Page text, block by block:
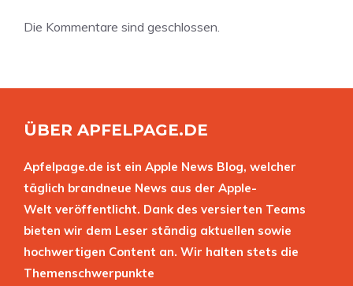
Die Kommentare sind geschlossen.
ÜBER APFELPAGE.DE
Apfelpage.de ist ein Apple News Blog, welcher
täglich brandneue News aus der Apple-
Welt veröffentlicht. Dank des versierten Teams
bieten wir dem Leser ständig aktuellen sowie
hochwertigen Content an. Wir halten stets die
Themenschwerpunkte